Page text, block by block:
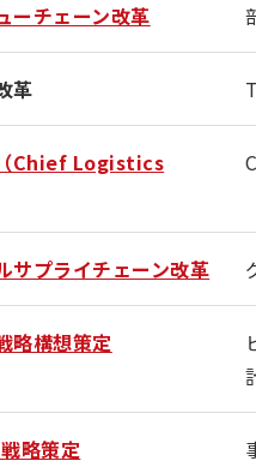
ーチェーン改革
革
Chief Logistics
サプライチェーン改革
略構想策定
略策定